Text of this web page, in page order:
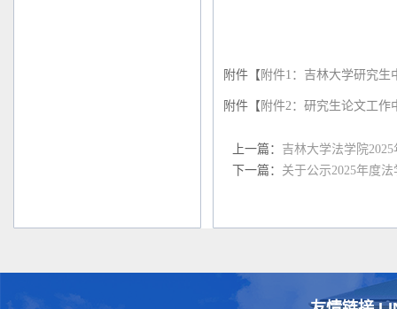
附件【 附件1：吉林大学研究生
附件【 附件2：研究生论文工作
上一篇： 吉林大学法学院
下一篇： 关于公示2025年度